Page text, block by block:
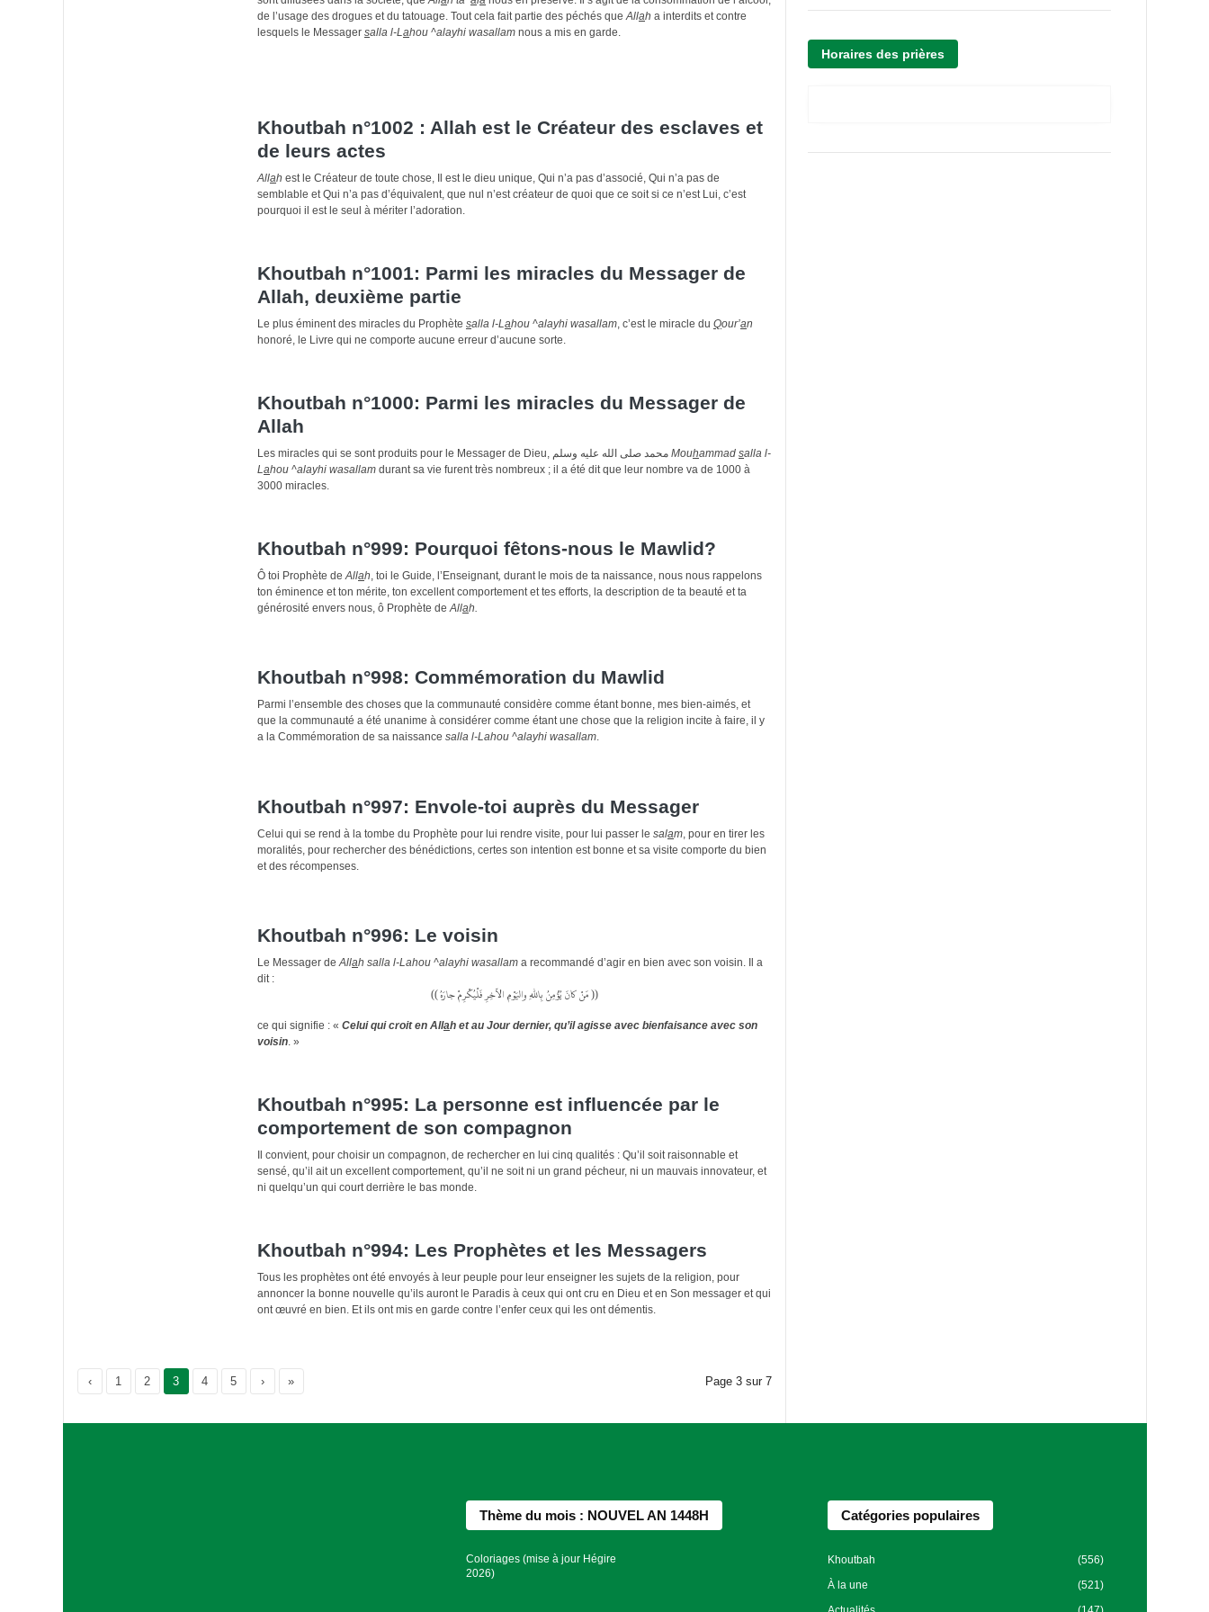
de l’usage des drogues et du tatouage. Tout cela fait partie des péchés que Allah a interdits et contre
lesquels le Messager salla l-L ahou ^alayhi wasallam nous a mis en garde.
Khoutbah n°1002 : Allah est le Créateur des esclaves et
de leurs actes
Allah est le Créateur de toute chose, Il est le dieu unique, Qui n’a pas d’associé, Qui n’a pas de
semblable et Qui n’a pas d’équivalent, que nul n’est créateur de quoi que ce soit si ce n’est Lui, c’est
pourquoi il est le seul à mériter l’adoration.
Khoutbah n°1001: Parmi les miracles du Messager de
Allah, deuxième partie
Le plus éminent des miracles du Prophète salla l-L ahou ^alayhi wasallam , c’est le miracle du Qour’an
honoré, le Livre qui ne comporte aucune erreur d’aucune sorte.
Khoutbah n°1000: Parmi les miracles du Messager de
Allah
Mouhammad salla l-
L ahou ^alayhi wasallam durant sa vie furent très nombreux ; il a été dit que leur nombre va de 1000 à
3000 miracles.
Khoutbah n°999: Pourquoi fêtons-nous le Mawlid?
Ô toi Prophète de Allah , toi le Guide, l’Enseignant durant le mois de ta naissance, nous nous rappelons
ton éminence et ton mérite, ton excellent comportement et tes efforts, la description de ta beauté et ta
générosité envers nous, ô Prophète de Allah.
Khoutbah n°998: Commémoration du Mawlid
Parmi l’ensemble des choses que la communauté considère comme étant bonne, mes bien-aimés, et
que la communauté a été unanime à considérer comme étant une chose que la religion incite à faire, il y
a la Commémoration de sa naissance salla l-Lahou ^alayhi wasallam.
Khoutbah n°997: Envole-toi auprès du Messager
Celui qui se rend à la tombe du Prophète pour lui rendre visite, pour lui passer le salam , pour en tirer les
moralités, pour rechercher des bénédictions, certes son intention est bonne et sa visite comporte du bien
et des récompenses.
Khoutbah n°996: Le voisin
Le Messager deAllah salla l-Lahou ^alayhi wasallam a recommandé d’agir en bien avec son voisin. Il a
dit :
(( مَنْ كانَ يُؤْمِنُ بِاللهِ واليَوْمِ الآخِرِ فَلْيُكْرِمْ جارَهُ ))
ce qui signifie : « Celui qui croit en Allah et au Jour dernier, qu’il agisse avec bienfaisance avec son
voisin. »
Khoutbah n°995: La personne est influencée par le
comportement de son compagnon
Il convient, pour choisir un compagnon, de rechercher en lui cinq qualités : Qu’il soit raisonnable et
sensé, qu’il ait un excellent comportement, qu’il ne soit ni un grand pécheur, ni un mauvais innovateur, et
ni quelqu’un qui court derrière le bas monde.
Khoutbah n°994: Les Prophètes et les Messagers
Tous les prophètes ont été envoyés à leur peuple pour leur enseigner les sujets de la religion, pour
annoncer la bonne nouvelle qu’ils auront le Paradis à ceux qui ont cru en Dieu et en Son messager et qui
ont œuvré en bien. Et ils ont mis en garde contre l’enfer ceux qui les ont démentis.
‹ Page
1 Page
2 Current Page
3 Page
4 Page
5 › » Page3 sur7
Horaires des prières
Thème du mois : NOUVEL AN 1448H
Coloriages (mise à jour Hégire
2026)
Catégories populaires
Khoutbah
(556)
À la une
(521)